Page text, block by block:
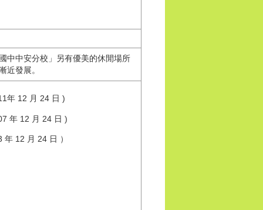
中中安分校」另有優美的休閒場所
近發展。
年 12 月 24 日 )
年 12 月 24 日 )
12 月 24 日 ）